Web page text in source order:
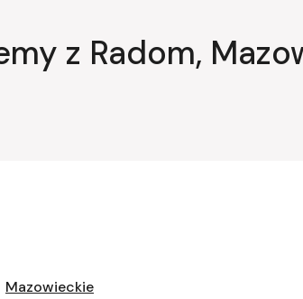
z Radom,
Mazowieckie